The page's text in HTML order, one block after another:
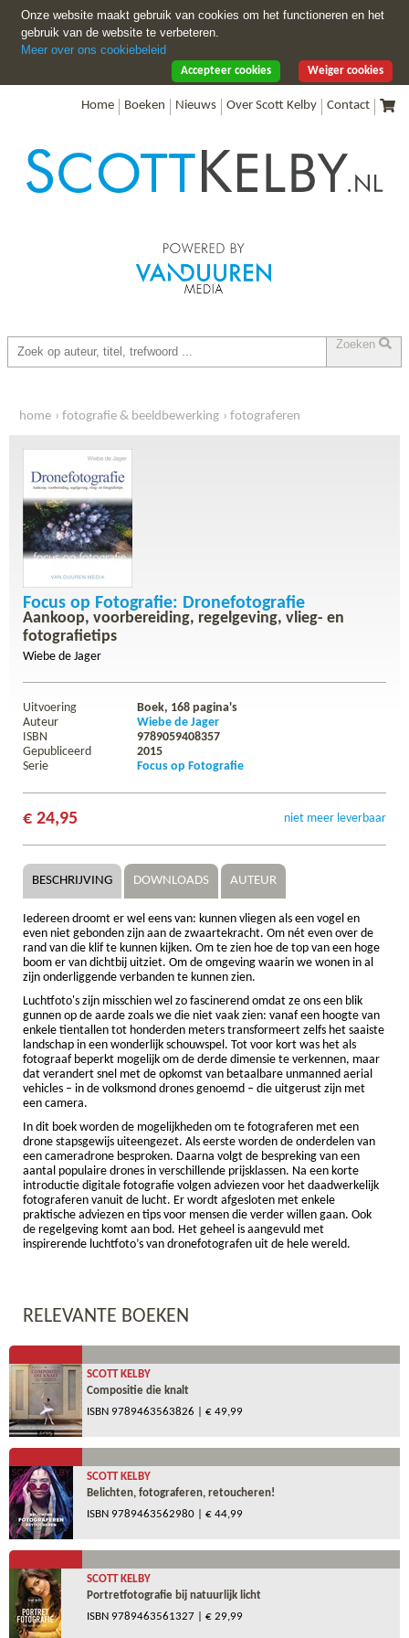
Home Boeken Nieuws Over Scott Kelby Contact
Zoeken
home fotografie & beeldbewerking fotograferen
focus op fotografie: dronefotografie
Focus op Fotografie: Dronefotografie
Aankoop, voorbereiding, regelgeving, vlieg- en
fotografietips
Wiebe de Jager
Uitvoering Boek, 168 pagina's
Auteur
Wiebe de Jager
ISBN
9789059408357
Gepubliceerd
2015
Serie
Focus op Fotografie
€ 24,95 niet meer leverbaar
BESCHRIJVING DOWNLOADS AUTEUR
Iedereen droomt er wel eens van: kunnen vliegen als een vogel en
even niet gebonden zijn aan de zwaartekracht. Om nét even over de
rand van die klif te kunnen kijken. Om te zien hoe de top van een hoge
boom er van dichtbij uitziet. Om de omgeving waarin we wonen in al
zijn onderliggende verbanden te kunnen zien.
Luchtfoto's zijn misschien wel zo fascinerend omdat ze ons een blik
gunnen op de aarde zoals we die niet vaak zien: vanaf een hoogte van
enkele tientallen tot honderden meters transformeert zelfs het saaiste
landschap in een wonderlijk schouwspel. Tot voor kort was het als
fotograaf beperkt mogelijk om de derde dimensie te verkennen, maar
dat verandert snel met de opkomst van betaalbare unmanned aerial
vehicles – in de volksmond drones genoemd – die uitgerust zijn met
een camera.
In dit boek worden de mogelijkheden om te fotograferen met een
drone stapsgewijs uiteengezet. Als eerste worden de onderdelen van
een cameradrone besproken. Daarna volgt de bespreking van een
aantal populaire drones in verschillende prijsklassen. Na een korte
introductie digitale fotografie volgen adviezen voor het daadwerkelijk
fotograferen vanuit de lucht. Er wordt afgesloten met enkele
praktische adviezen en tips voor mensen die verder willen gaan. Ook
de regelgeving komt aan bod. Het geheel is aangevuld met
inspirerende luchtfoto’s van dronefotografen uit de hele wereld.
RELEVANTE BOEKEN
SCOTT KELBY
Compositie die knalt
ISBN 9789463563826 | € 49,99
SCOTT KELBY
Belichten, fotograferen, retoucheren!
ISBN 9789463562980 | € 44,99
SCOTT KELBY
Portretfotografie bij natuurlijk licht
ISBN 9789463561327 | € 29,99
Onze website maakt gebruik van cookies om het functioneren en het
gebruik van de website te verbeteren.
Meer over ons cookiebeleid
Weiger cookies
Accepteer cookies